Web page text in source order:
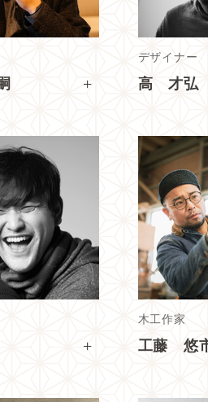
+
デザイナー
高 才弘
+
木工作家
工藤 悠